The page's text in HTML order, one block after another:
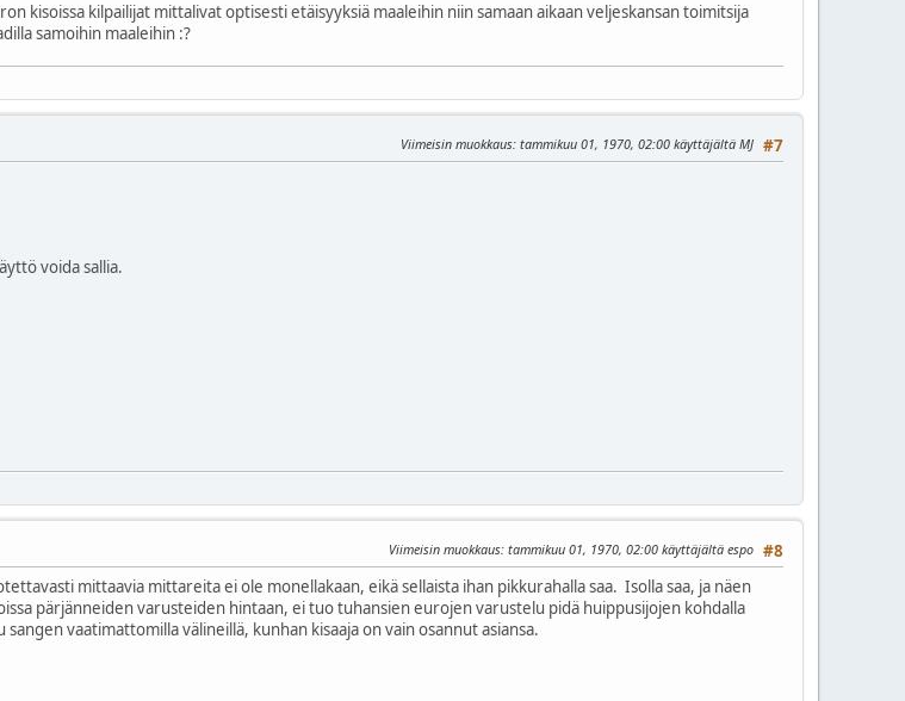
kisoissa kilpailijat mittalivat optisesti etäisyyksiä maaleihin niin samaan aikaan veljeskansan toimitsija
samoihin maaleihin :?
#7
Viimeisin muokkaus: tammikuu 01, 1970, 02:00 käyttäjältä MJ
voida sallia.
#8
Viimeisin muokkaus: tammikuu 01, 1970, 02:00 käyttäjältä espo
mittaavia mittareita ei ole monellakaan, eikä sellaista ihan pikkurahalla saa. Isolla saa, ja näen
pärjänneiden varusteiden hintaan, ei tuo tuhansien eurojen varustelu pidä huippusijojen kohdalla
vaatimattomilla välineillä, kunhan kisaaja on vain osannut asiansa.